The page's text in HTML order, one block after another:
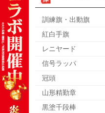
訓練旗・出動旗
紅白手旗
レニヤード
信号ラッパ
冠頭
山形精勤章
黒塗千段棒